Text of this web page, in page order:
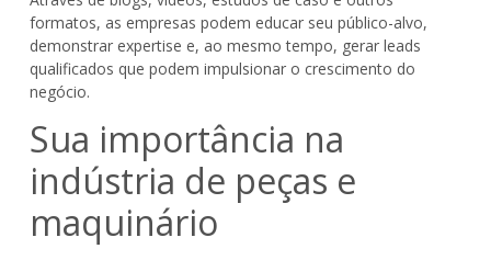
formatos, as empresas podem educar seu público-alvo,
demonstrar expertise e, ao mesmo tempo, gerar leads
qualificados que podem impulsionar o crescimento do
negócio.
Sua importância na
indústria de peças e
maquinário